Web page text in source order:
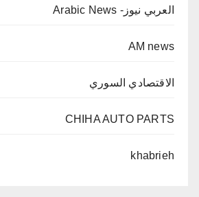
العربي نيوز- Arabic News
AM news
الاقتصادي السوري
CHIHA AUTO PARTS
khabrieh